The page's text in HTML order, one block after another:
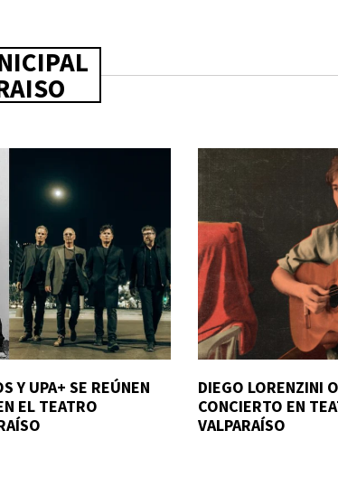
Y UPA+ SE REÚNEN
EL TEATRO
DIEGO LORENZINI
CONCIERTO EN
VALPARAÍSO